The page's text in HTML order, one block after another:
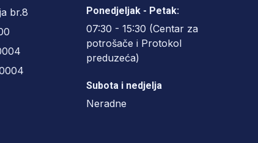
br.8
Ponedjeljak - Petak:
07:30 - 15:30 (Centar za
potrošače i Protokol
preduzeća)
Subota i nedjelja
Neradne